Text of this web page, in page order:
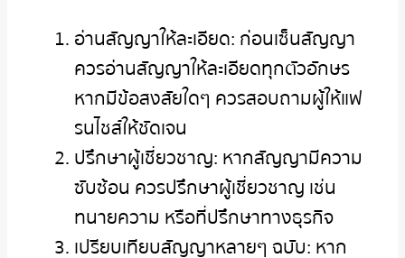
อ่านสัญญาให้ละเอียด: ก่อนเซ็นสัญญา
ควรอ่านสัญญาให้ละเอียดทุกตัวอักษร
หากมีข้อสงสัยใดๆ ควรสอบถามผู้ให้แฟ
รนไชส์ให้ชัดเจน
ปรึกษาผู้เชี่ยวชาญ: หากสัญญามีความ
ซับซ้อน ควรปรึกษาผู้เชี่ยวชาญ เช่น
ทนายความ หรือที่ปรึกษาทางธุรกิจ
เปรียบเทียบสัญญาหลายๆ ฉบับ: หาก